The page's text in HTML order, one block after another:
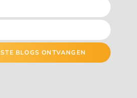
BLOGS ONTVANGEN